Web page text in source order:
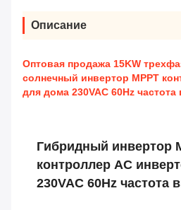
Описание
Оптовая продажа 15KW
солнечный инвертор MPPT
для дома 230VAC 60Hz
Гибридный инвертор
контроллер AC
230VAC 60Hz частота